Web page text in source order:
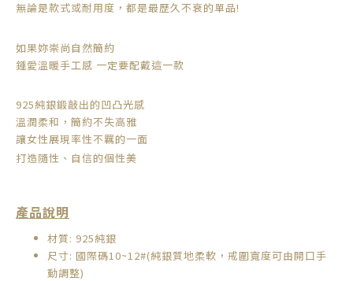
無論是款式或耐用度，都是最歷久不衰的單品!
如果妳崇尚自然簡約
鍾愛溫暖手工感 一定要配戴這一款
925純銀鍛敲出的凹凸光感
溫潤柔和，簡約不失高雅
讓女性展現率性不羈的一面
打造隨性、自信的個性美
產品說明
材質: 925純銀
尺寸: 國際碼10~12#(純銀質地柔軟， 戒圍寬度可由開口手
動調整)